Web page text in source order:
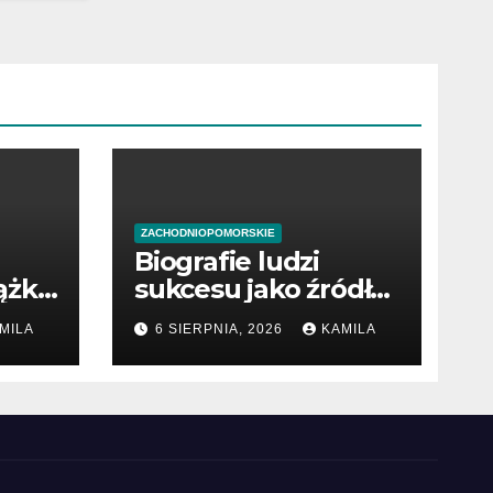
ZACHODNIOPOMORSKIE
Biografie ludzi
sukcesu jako źródło
wiedzy
6 SIERPNIA, 2026 KAMILA